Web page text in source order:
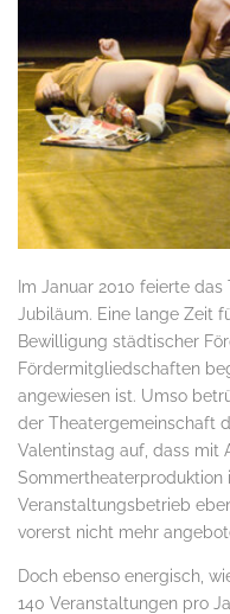
Im Januar 2010 feierte
Jubiläum. Eine lange Zeit
Bewilligung städtischer
Fördermitgliedschaften
angewiesen ist. Umso
der Theatergemeinschaft
Valentinstag auf, dass mit
Sommertheaterproduktion
Veranstaltungsbetrieb
vorerst nicht mehr
Doch ebenso energisch,
140 Veranstaltungen pro